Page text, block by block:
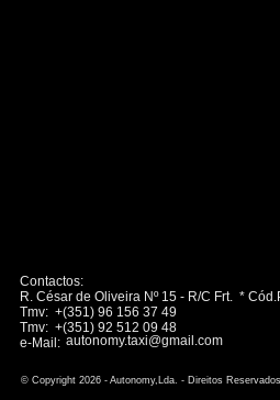
Contactos:
R. César de Oliveira Nº 15 - R/C Frt. *
Tmv: +(351) 96 156 37 49
Tmv: +(351) 92 512 09 48
e-Mail:
© Copyright 2026 - Autonomy,Lda. - Direitos Reservados
autonomy.taxi@gmail.com